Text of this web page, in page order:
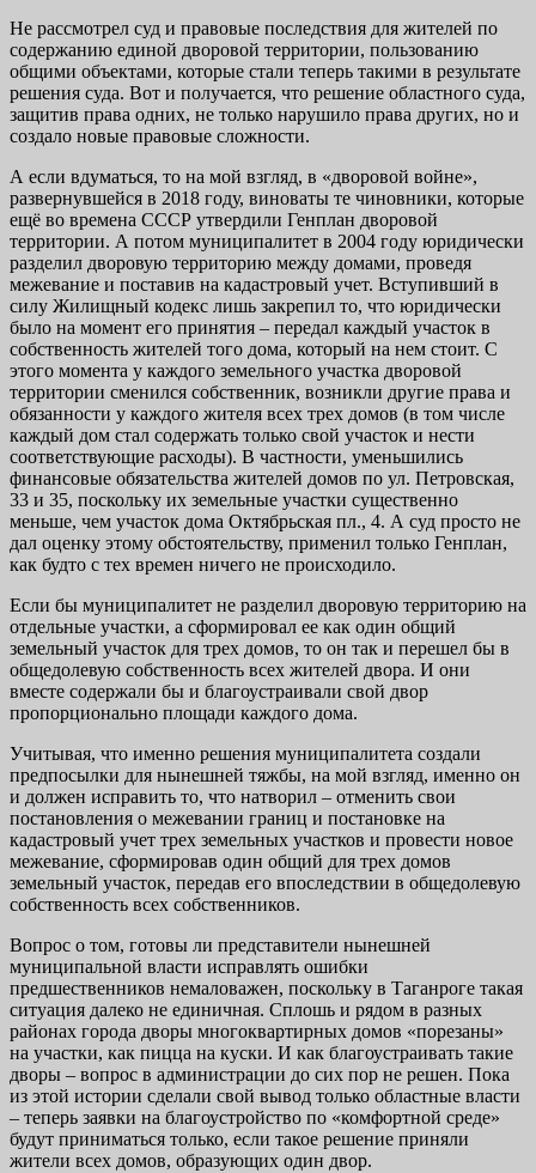
Не рассмотрел суд и правовые последствия для жителей по
содержанию единой дворовой территории, пользованию
общими объектами, которые стали теперь такими в результате
решения суда. Вот и получается, что решение областного суда,
защитив права одних, не только нарушило права других, но и
создало новые правовые сложности.
А если вдуматься, то на мой взгляд, в «дворовой войне»,
развернувшейся в 2018 году, виноваты те чиновники, которые
ещё во времена СССР утвердили Генплан дворовой
территории. А потом муниципалитет в 2004 году юридически
разделил дворовую территорию между домами, проведя
межевание и поставив на кадастровый учет. Вступивший в
силу Жилищный кодекс лишь закрепил то, что юридически
было на момент его принятия – передал каждый участок в
собственность жителей того дома, который на нем стоит. С
этого момента у каждого земельного участка дворовой
территории сменился собственник, возникли другие права и
обязанности у каждого жителя всех трех домов (в том числе
каждый дом стал содержать только свой участок и нести
соответствующие расходы). В частности, уменьшились
финансовые обязательства жителей домов по ул. Петровская,
33 и 35, поскольку их земельные участки существенно
меньше, чем участок дома Октябрьская пл., 4. А суд просто не
дал оценку этому обстоятельству, применил только Генплан,
как будто с тех времен ничего не происходило.
Если бы муниципалитет не разделил дворовую территорию на
отдельные участки, а сформировал ее как один общий
земельный участок для трех домов, то он так и перешел бы в
общедолевую собственность всех жителей двора. И они
вместе содержали бы и благоустраивали свой двор
пропорционально площади каждого дома.
Учитывая, что именно решения муниципалитета создали
предпосылки для нынешней тяжбы, на мой взгляд, именно он
и должен исправить то, что натворил – отменить свои
постановления о межевании границ и постановке на
кадастровый учет трех земельных участков и провести новое
межевание, сформировав один общий для трех домов
земельный участок, передав его впоследствии в общедолевую
собственность всех собственников.
Вопрос о том, готовы ли представители нынешней
муниципальной власти исправлять ошибки
предшественников немаловажен, поскольку в Таганроге такая
ситуация далеко не единичная. Сплошь и рядом в разных
районах города дворы многоквартирных домов «порезаны»
на участки, как пицца на куски. И как благоустраивать такие
дворы – вопрос в администрации до сих пор не решен. Пока
из этой истории сделали свой вывод только областные власти
– теперь заявки на благоустройство по «комфортной среде»
будут приниматься только, если такое решение приняли
жители всех домов, образующих один двор.